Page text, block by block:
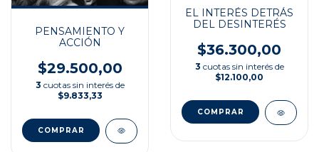
PENSAMIENTO Y
ACCIÓN
$29.500,00
3 cuotas sin interés de
$9.833,33
EL INTERÉS DETRÁS
DEL DESINTERÉS
$36.300,00
3 cuotas sin interés de
$12.100,00